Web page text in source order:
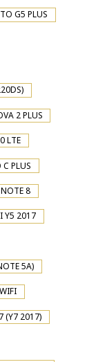
G5 PLUS
2 PLUS
LTE
PLUS
8
Y5 2017
5A)
(Y7 2017)